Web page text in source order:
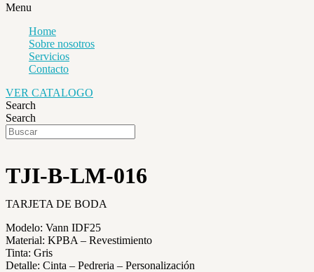
Menu
Home
Sobre nosotros
Servicios
Contacto
VER CATALOGO
Search
Search
TJI-B-LM-016
TARJETA DE BODA
Modelo: Vann IDF25
Material: KPBA – Revestimiento
Tinta: Gris
Detalle: Cinta – Pedreria – Personalización